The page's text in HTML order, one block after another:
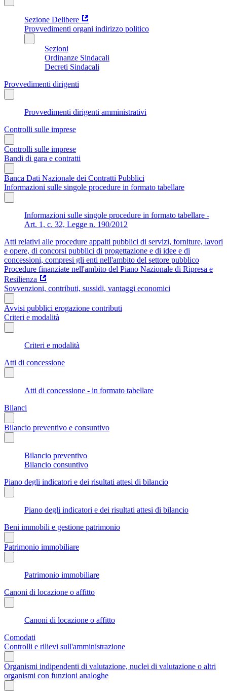
Sezione Delibere
Provvedimenti organi indirizzo politico
Sezioni
Ordinanze Sindacali
Decreti Sindacali
Provvedimenti dirigenti
Provvedimenti dirigenti amministrativi
Controlli sulle imprese
Controlli sulle imprese
Bandi di gara e contratti
Banca Dati Nazionale dei Contratti Pubblici
Informazioni sulle singole procedure in formato tabellare
Informazioni sulle singole procedure in formato tabellare -
Art. 1, c. 32, Legge n. 190/2012
Atti relativi alle procedure appalti pubblici di servizi, forniture, lavori
e opere, di concorsi pubblici di progettazione e di idee e di
concessioni, compresi gli enti nell'ambito del settore pubblico
Procedure finanziate nell'ambito del Piano Nazionale di Ripresa e
Resilienza
Sovvenzioni, contributi, sussidi, vantaggi economici
Avvisi pubblici erogazione contributi
Criteri e modalità
Criteri e modalità
Atti di concessione
Atti di concessione - in formato tabellare
Bilanci
Bilancio preventivo e consuntivo
Bilancio preventivo
Bilancio consuntivo
Piano degli indicatori e dei risultati attesi di bilancio
Piano degli indicatori e dei risultati attesi di bilancio
Beni immobili e gestione patrimonio
Patrimonio immobiliare
Patrimonio immobiliare
Canoni di locazione o affitto
Canoni di locazione o affitto
Comodati
Controlli e rilievi sull'amministrazione
Organismi indipendenti di valutazione, nuclei di valutazione o altri
organismi con funzioni analoghe